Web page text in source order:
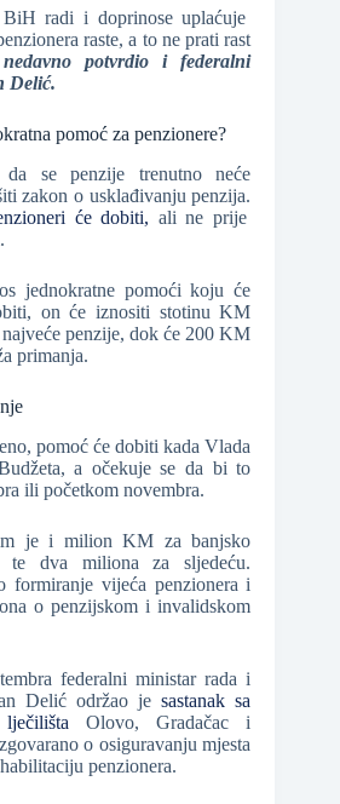
radi i doprinose uplaćuje
raste, a to ne prati rast
nedavno potvrdio i federalni
Delić.
pomoć za penzionere?
se penzije trenutno neće
zakon o usklađivanju penzija.
će dobiti, ali ne prije
jednokratne pomoći koju će
on će iznositi stotinu KM
penzije, dok će 200 KM
primanja.
pomoć će dobiti kada Vlada
a očekuje se da bi to
ili početkom novembra.
je i milion KM za banjsko
te dva miliona za sljedeću.
formiranje vijeća penzionera i
o penzijskom i invalidskom
federalni ministar rada i
Delić održao jesastanak sa
Olovo, Gradačac i
o osiguravanju mjesta
penzionera.